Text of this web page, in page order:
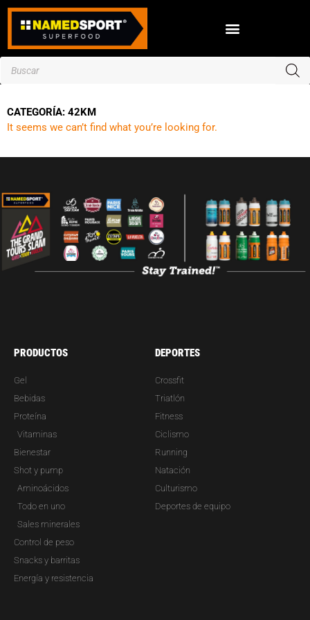
contenido
CATEGORÍA: 42KM
It seems we can’t find what you’re looking for.
PRODUCTOS
Gel
Bebidas
Proteína
Vitaminas
Bienestar
Shot y pump
Aminoácidos
Todo en uno
Sales minerales
Control de peso
Snacks y barritas
Energía y resistencia
DEPORTES
Crossfit
Triatlón
Fitness
Ciclismo
Running
Natación
Culturismo
Deportes de equipo